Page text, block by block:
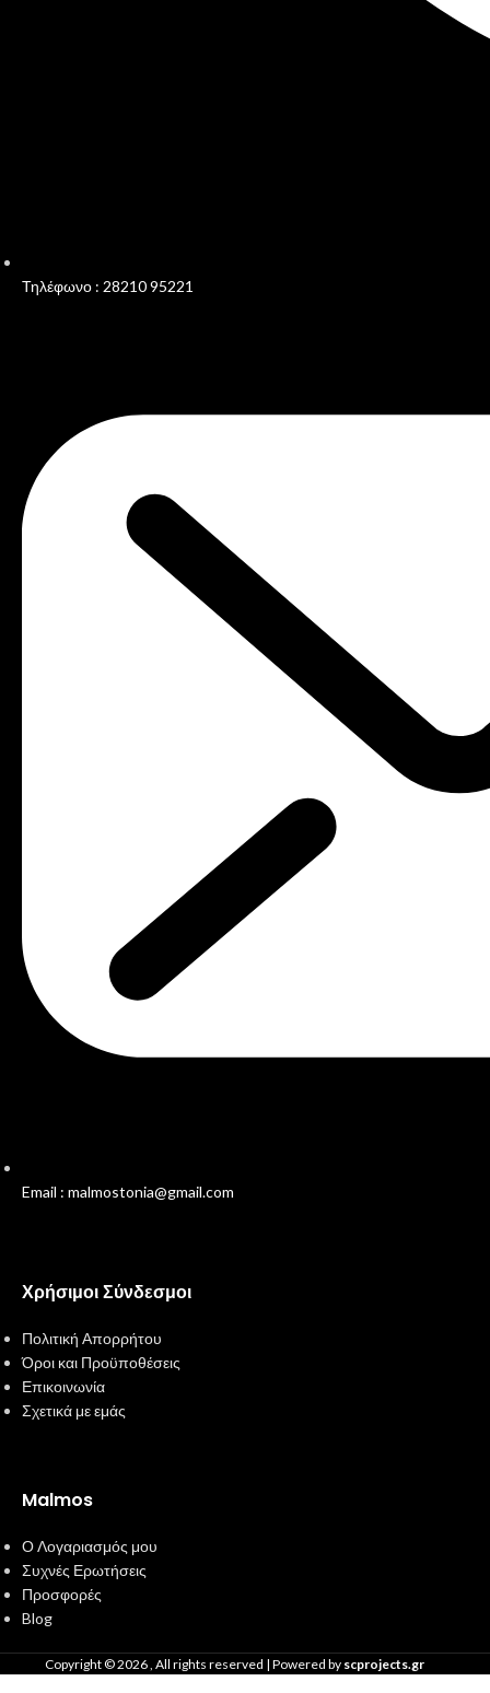
Τηλέφωνο : 28210 95221
Email : malmostonia@gmail.com
Χρήσιμοι Σύνδεσμοι
Πολιτική Απορρήτου
Όροι και Προϋποθέσεις
Επικοινωνία
Σχετικά με εμάς
Malmos
Ο Λογαριασμός μου
Συχνές Ερωτήσεις
Προσφορές
Blog
Copyright ©2026, All rights reserved | Powered by scprojects.gr